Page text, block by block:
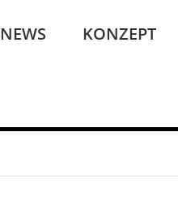
NEWS KONZEPT